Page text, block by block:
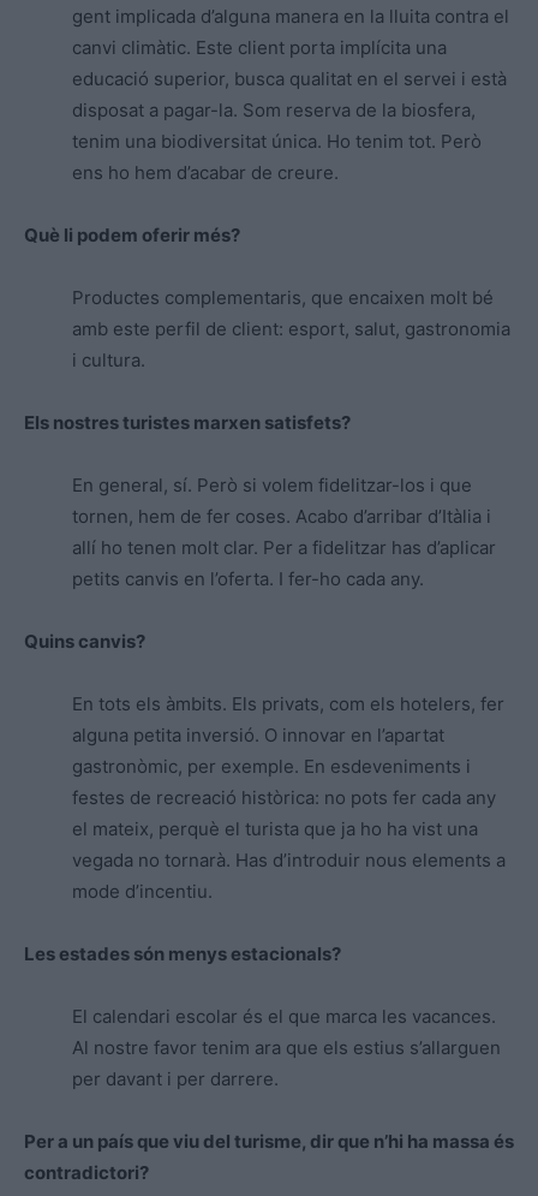
gent implicada d’alguna manera en la lluita contra el
canvi climàtic. Este client porta implícita una
educació superior, busca qualitat en el servei i està
disposat a pagar-la. Som reserva de la biosfera,
tenim una biodiversitat única. Ho tenim tot. Però
ens ho hem d’acabar de creure.
Què li podem oferir més?
Productes complementaris, que encaixen molt bé
amb este perfil de client: esport, salut, gastronomia
i cultura.
Els nostres turistes marxen satisfets?
En general, sí. Però si volem fidelitzar-los i que
tornen, hem de fer coses. Acabo d’arribar d’Itàlia i
allí ho tenen molt clar. Per a fidelitzar has d’aplicar
petits canvis en l’oferta. I fer-ho cada any.
Quins canvis?
En tots els àmbits. Els privats, com els hotelers, fer
alguna petita inversió. O innovar en l’apartat
gastronòmic, per exemple. En esdeveniments i
festes de recreació històrica: no pots fer cada any
el mateix, perquè el turista que ja ho ha vist una
vegada no tornarà. Has d’introduir nous elements a
mode d’incentiu.
Les estades són menys estacionals?
El calendari escolar és el que marca les vacances.
Al nostre favor tenim ara que els estius s’allarguen
per davant i per darrere.
Per a un país que viu del turisme, dir que n’hi ha massa és
contradictori?